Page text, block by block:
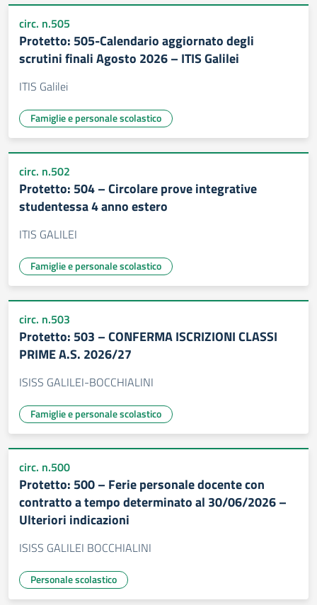
circ. n.505
Protetto: 505-Calendario aggiornato degli
scrutini finali Agosto 2026 – ITIS Galilei
ITIS Galilei
Famiglie e personale scolastico
circ. n.502
Protetto: 504 – Circolare prove integrative
studentessa 4 anno estero
ITIS GALILEI
Famiglie e personale scolastico
circ. n.503
Protetto: 503 – CONFERMA ISCRIZIONI CLASSI
PRIME A.S. 2026/27
ISISS GALILEI-BOCCHIALINI
Famiglie e personale scolastico
circ. n.500
Protetto: 500 – Ferie personale docente con
contratto a tempo determinato al 30/06/2026 –
Ulteriori indicazioni
ISISS GALILEI BOCCHIALINI
Personale scolastico